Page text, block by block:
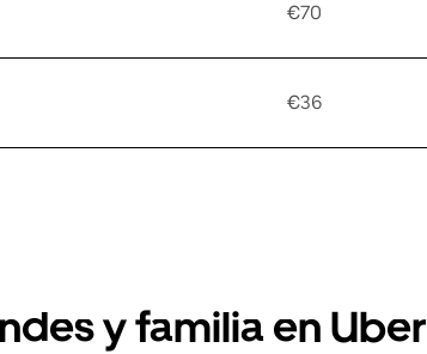
€70
€36
y familia en Uber